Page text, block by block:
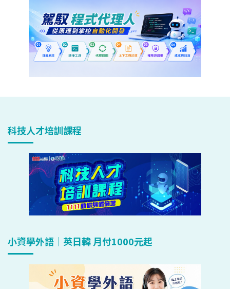
科技人才培訓課程
小資學外語｜英日韓 月付1000元起